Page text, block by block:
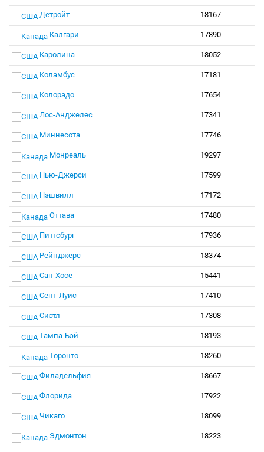
Детройт 18167
Калгари 17890
Каролина 18052
Коламбус 17181
Колорадо 17654
Лос-Анджелес 17341
Миннесота 17746
Монреаль 19297
Нью-Джерси 17599
Нэшвилл 17172
Оттава 17480
Питтсбург 17936
Рейнджерс 18374
Сан-Хосе 15441
Сент-Луис 17410
Сиэтл 17308
Тампа-Бэй 18193
Торонто 18260
Филадельфия 18667
Флорида 17922
Чикаго 18099
Эдмонтон 18223